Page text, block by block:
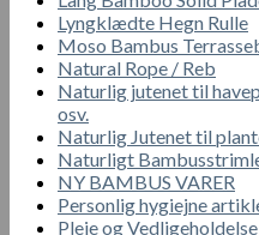
Lyngklædte Hegn Rulle
Moso Bambus
Natural Rope / Reb
Naturlig jutenet til
osv.
Naturlig Jutenet til
Naturligt
NY BAMBUS VARER
Personlig hygiejne
Pleje og